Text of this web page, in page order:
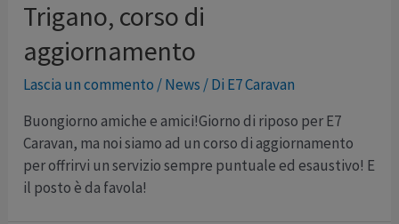
Trigano, corso di
aggiornamento
Lascia un commento /News / Di E7 Caravan
Buongiorno amiche e amici!Giorno di riposo per E7
Caravan, ma noi siamo ad un corso di aggiornamento
per offrirvi un servizio sempre puntuale ed esaustivo! E
il posto è da favola!